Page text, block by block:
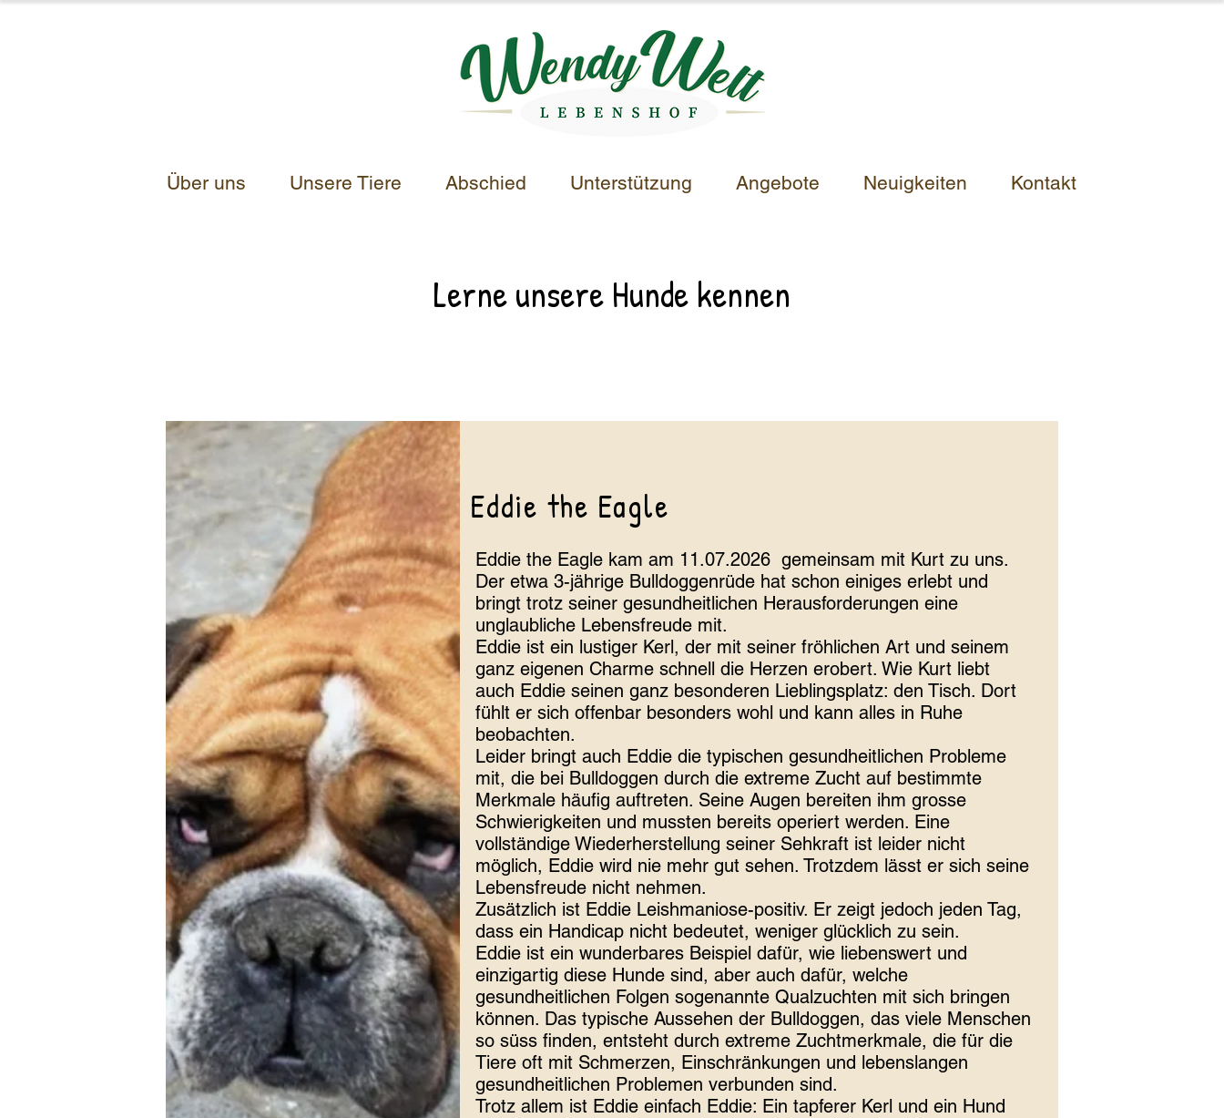
Über uns Unsere Tiere Abschied Unterstützung Angebote Neuigkeiten Kontakt
Lerne unsere Hunde kennen
Eddie the Eagle
Eddie the Eagle kam am 11.07.2026 gemeinsam mit Kurt zu uns.
Der etwa 3-jährige Bulldoggenrüde hat schon einiges erlebt und
bringt trotz seiner gesundheitlichen Herausforderungen eine
unglaubliche Lebensfreude mit.
Eddie ist ein lustiger Kerl, der mit seiner fröhlichen Art und seinem
ganz eigenen Charme schnell die Herzen erobert. Wie Kurt liebt
auch Eddie seinen ganz besonderen Lieblingsplatz: den Tisch. Dort
fühlt er sich offenbar besonders wohl und kann alles in Ruhe
beobachten.
Leider bringt auch Eddie die typischen gesundheitlichen Probleme
mit, die bei Bulldoggen durch die extreme Zucht auf bestimmte
Merkmale häufig auftreten. Seine Augen bereiten ihm grosse
Schwierigkeiten und mussten bereits operiert werden. Eine
vollständige Wiederherstellung seiner Sehkraft ist leider nicht
möglich, Eddie wird nie mehr gut sehen. Trotzdem lässt er sich seine
Lebensfreude nicht nehmen.
Zusätzlich ist Eddie Leishmaniose-positiv. Er zeigt jedoch jeden Tag,
dass ein Handicap nicht bedeutet, weniger glücklich zu sein.
Eddie ist ein wunderbares Beispiel dafür, wie liebenswert und
einzigartig diese Hunde sind, aber auch dafür, welche
gesundheitlichen Folgen sogenannte Qualzuchten mit sich bringen
können. Das typische Aussehen der Bulldoggen, das viele Menschen
so süss finden, entsteht durch extreme Zuchtmerkmale, die für die
Tiere oft mit Schmerzen, Einschränkungen und lebenslangen
gesundheitlichen Problemen verbunden sind.
Trotz allem ist Eddie einfach Eddie: Ein tapferer Kerl und ein Hund